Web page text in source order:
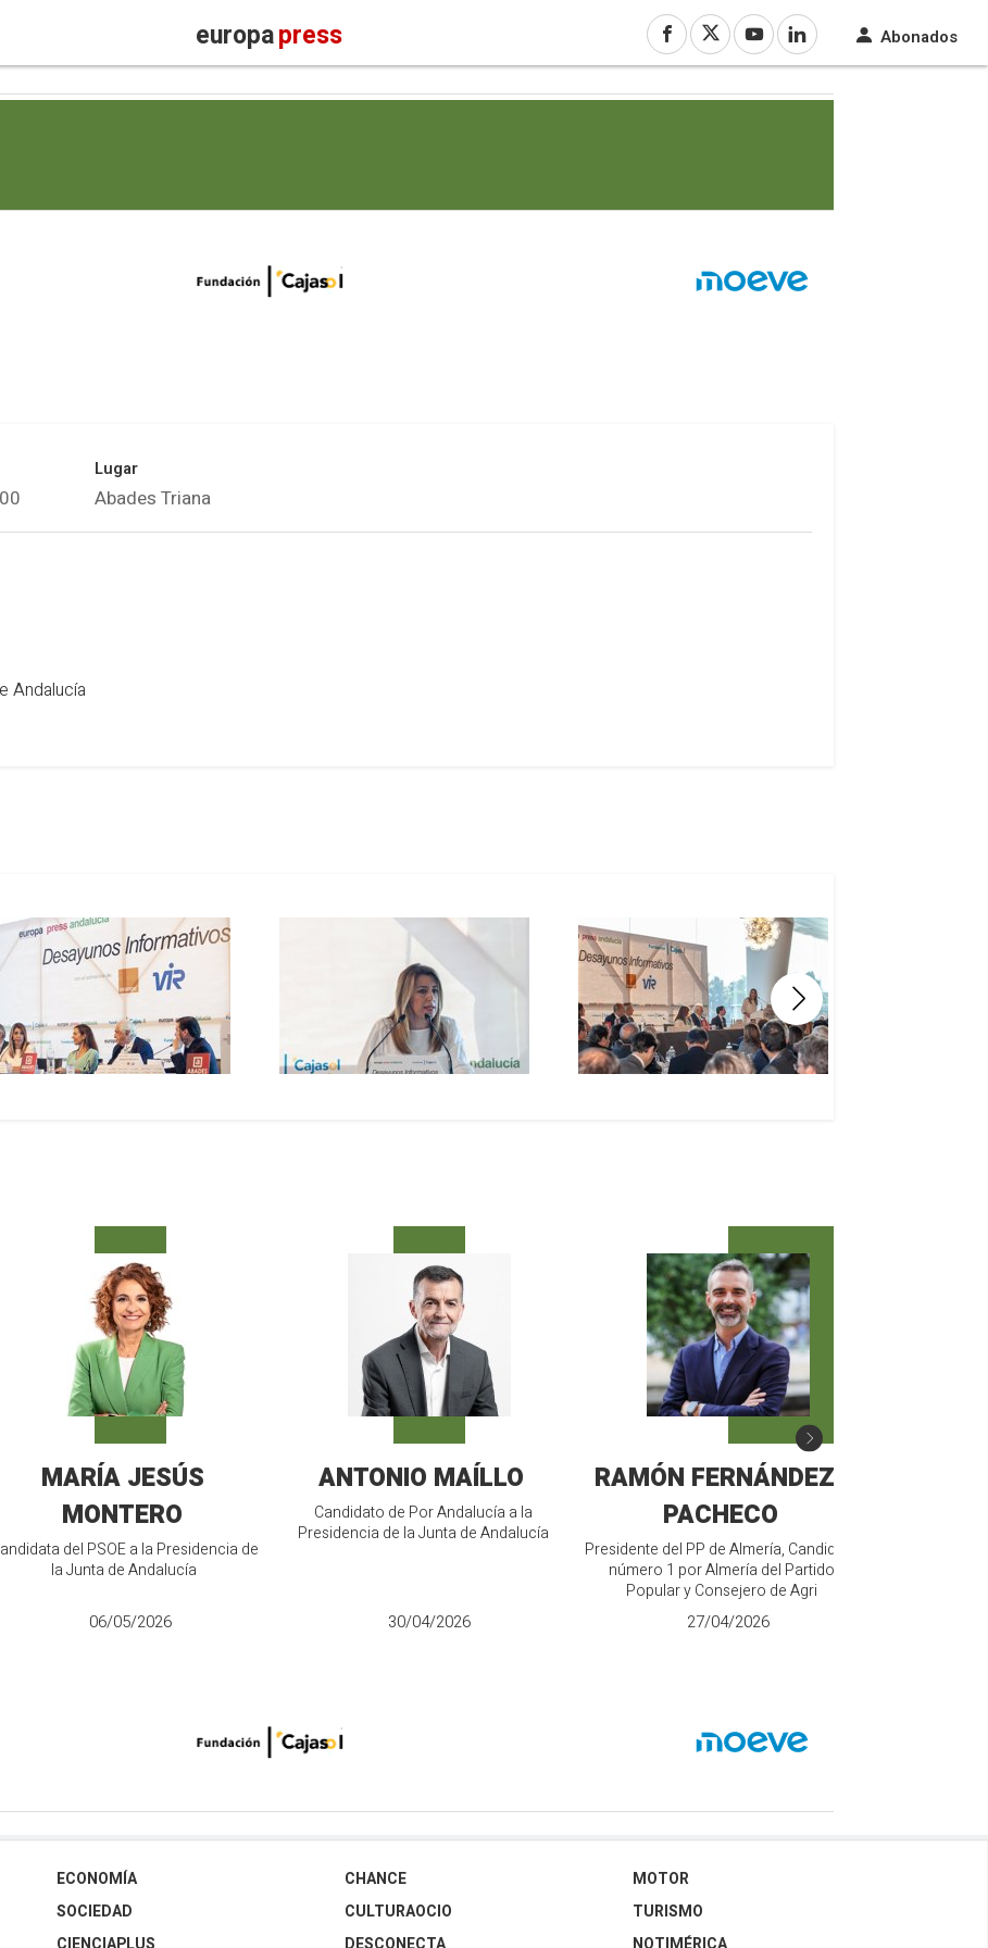
europapress Abonados
Lugar
Abades Triana
Andalucía
MARÍA JESÚS
MONTERO
del PSOE a la Presidencia de
la Junta de Andalucía
06/05/2026
ANTONIO MAÍLLO
Candidato de Por Andalucía a la
Presidencia de la Junta de Andalucía
30/04/2026
RAMÓN FERNÁNDEZ-
PACHECO
Presidente del PP de Almería, Candidato
número 1 por Almería del Partido
Popular y Consejero de Agri
27/04/2026
ECONOMÍA
SOCIEDAD
CHANCE
CULTURAOCIO
MOTOR
TURISMO